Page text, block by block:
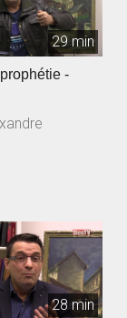
29 min
-
28 min